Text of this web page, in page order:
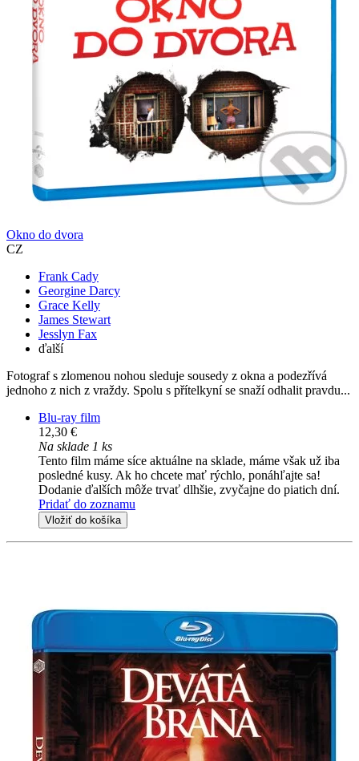
Okno do dvora
CZ
Frank Cady
Georgine Darcy
Grace Kelly
James Stewart
Jesslyn Fax
ďalší
Fotograf s zlomenou nohou sleduje sousedy z okna a podezřívá
jednoho z nich z vraždy. Spolu s přítelkyní se snaží odhalit pravdu...
Blu-ray film
12,30 €
Na sklade 1 ks
Tento film máme síce aktuálne na sklade, máme však už iba
posledné kusy. Ak ho chcete mať rýchlo, ponáhľajte sa!
Dodanie ďalších môže trvať dlhšie, zvyčajne do piatich dní.
Pridať do zoznamu
Vložiť do košíka